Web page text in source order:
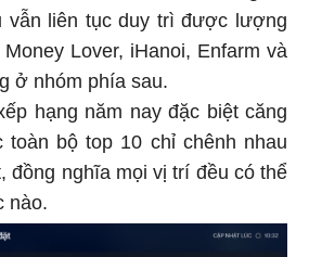
vẫn liên tục duy trì được lượng
Lover, iHanoi, Enfarm và
ở nhóm phía sau.
hạng năm nay đặc biệt căng
toàn bộ top 10 chỉ chênh nhau
đồng nghĩa mọi vị trí đều có thể
nào.